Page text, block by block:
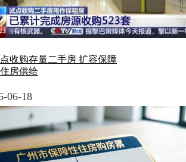
点收购存量二手房 扩容保障
房供给
06-18